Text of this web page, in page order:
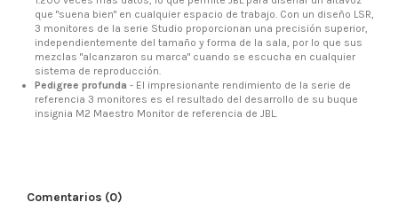
que "suena bien" en cualquier espacio de trabajo. Con un diseño LSR,
3 monitores de la serie Studio proporcionan una precisión superior,
independientemente del tamaño y forma de la sala, por lo que sus
mezclas "alcanzaron su marca" cuando se escucha en cualquier
sistema de reproducción.
Pedigree profunda - El impresionante rendimiento de la serie de
referencia 3 monitores es el resultado del desarrollo de su buque
insignia M2 Maestro Monitor de referencia de JBL.
Comentarios (0)